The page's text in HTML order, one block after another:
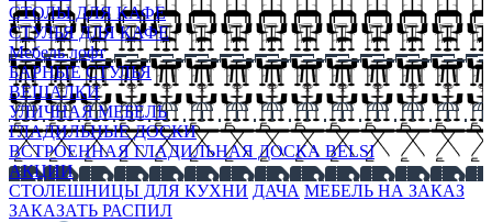
СТОЛЫ ДЛЯ КАФЕ
СТУЛЬЯ ДЛЯ КАФЕ
Мебель лофт
БАРНЫЕ СТУЛЬЯ
ВЕШАЛКИ
УЛИЧНАЯ МЕБЕЛЬ
ГЛАДИЛЬНЫЕ ДОСКИ
ВСТРОЕННАЯ ГЛАДИЛЬНАЯ ДОСКА BELSI
АКЦИИ
СТОЛЕШНИЦЫ ДЛЯ КУХНИ ДАЧА МЕБЕЛЬ НА ЗАКАЗ
ЗАКАЗАТЬ РАСПИЛ